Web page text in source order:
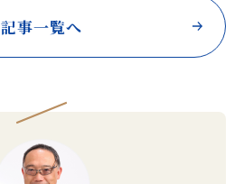
記事一覧へ